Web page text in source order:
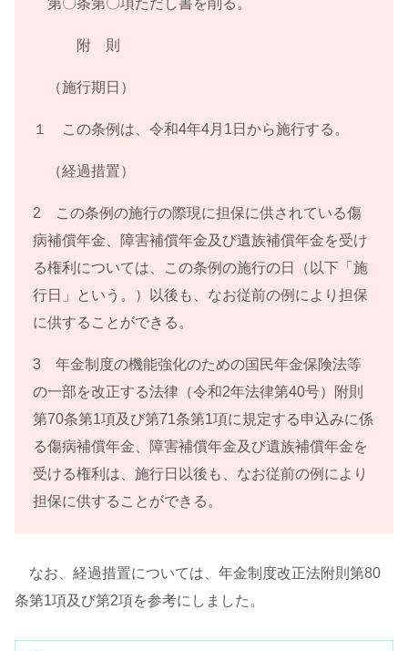
附 則
（施行期日）
１ この条例は、令和4年4月1日から施行する。
（経過措置）
2 この条例の施行の際現に担保に供されている傷
病補償年金、障害補償年金及び遺族補償年金を受け
る権利については、この条例の施行の日（以下「施
行日」という。）以後も、なお従前の例により担保
に供することができる。
3 年金制度の機能強化のための国民年金保険法等
の一部を改正する法律（令和2年法律第40号）附則
第70条第1項及び第71条第1項に規定する申込みに係
る傷病補償年金、障害補償年金及び遺族補償年金を
受ける権利は、施行日以後も、なお従前の例により
担保に供することができる。
なお、経過措置については、年金制度改正法附則第80
条第1項及び第2項を参考にしました。